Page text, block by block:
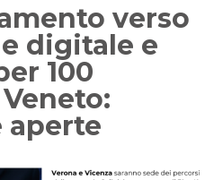
verso
digitale e
100
aperte